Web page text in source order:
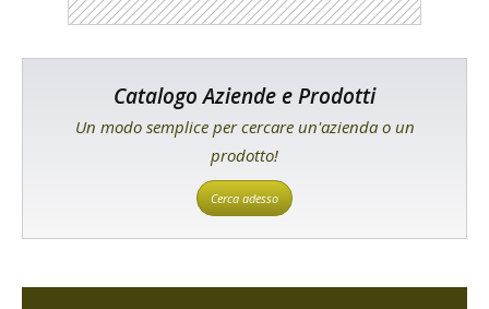
Catalogo Aziende e Prodotti
Un modo semplice per cercare un'azienda o un
prodotto!
Cerca adesso